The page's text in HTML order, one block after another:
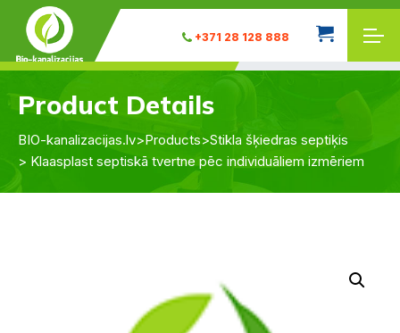
+371 28 128 888
Product Details
BIO-kanalizacijas.lv>Products>Stikla šķiedras septiķis
> Klaasplast septiskā tvertne pēc individuāliem izmēriem